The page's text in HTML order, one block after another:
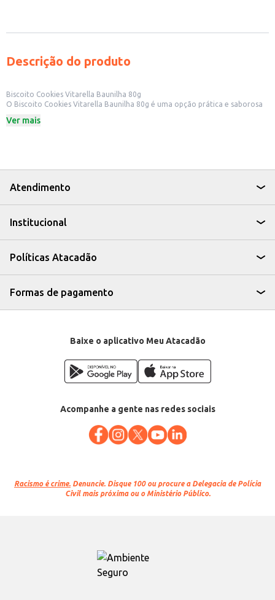
Descrição do produto
Biscoito Cookies Vitarella Baunilha 80g
O Biscoito Cookies Vitarella Baunilha 80g é uma opção prática e saborosa
Ideal para ter em casa, no escritório ou para revenda em pequenos
Ideal para ter na despensa e oferecer aos clientes em estabelecimentos
comerciais.
Pode ser consumido em casa, no trabalho ou em viagens.
Ver mais
Atendimento
Institucional
Políticas Atacadão
Formas de pagamento
Baixe o aplicativo Meu Atacadão
Acompanhe a gente nas redes sociais
Racismo é crime. Denuncie. Disque 100 ou procure a Delegacia de Polícia
Civil mais próxima ou o Ministério Público.